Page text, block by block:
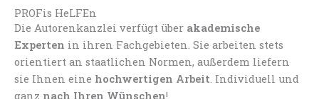
PROFis HeLFEn
Die Autorenkanzlei verfügt über akademische
Experten in ihren Fachgebieten. Sie arbeiten stets
orientiert an staatlichen Normen, außerdem liefern
sie Ihnen eine hochwertigen Arbeit. Individuell und
ganz nach Ihren Wünschen!